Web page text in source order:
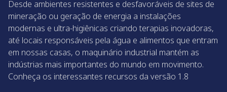
Desde ambientes resistentes e desfavoráveis de sites de
mineração ou geração de energia a instalações
modernas e ultra-higiênicas criando terapias inovadoras,
até locais responsáveis pela água e alimentos que entram
em nossas casas, o maquinário industrial mantém as
indústrias mais importantes do mundo em movimento.
Conheça os interessantes recursos da versão 1.8